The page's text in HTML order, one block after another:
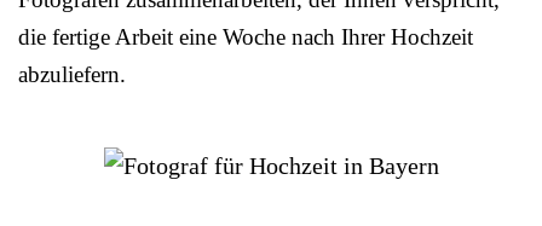
die fertige Arbeit eine Woche nach Ihrer Hochzeit
abzuliefern.